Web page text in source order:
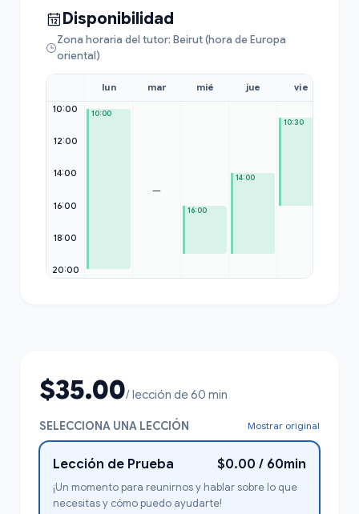
Disponibilidad
Zona horaria del tutor: Beirut (hora de Europa
oriental)
10:00
12:00
14:00
16:00
18:00
20:00
lun
10:00
mar
—
mié
16:00
jue
14:00
vie
10:30
$35.00/ lección de 60 min
SELECCIONA UNA LECCIÓN Mostrar original
Lección de Prueba $0.00 / 60min
¡Un momento para reunirnos y hablar sobre lo que
necesitas y cómo puedo ayudarte!